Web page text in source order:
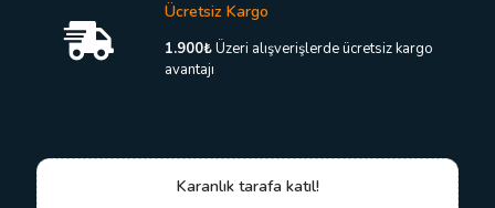
Ücretsiz Kargo
1.900₺Üzeri alışverişlerde ücretsiz kargo
avantajı
Karanlık tarafa katıl!